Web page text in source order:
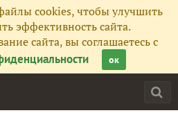
cookies, чтобы улучшить
эффективность сайта.
сайта, вы соглашаетесь с
ок